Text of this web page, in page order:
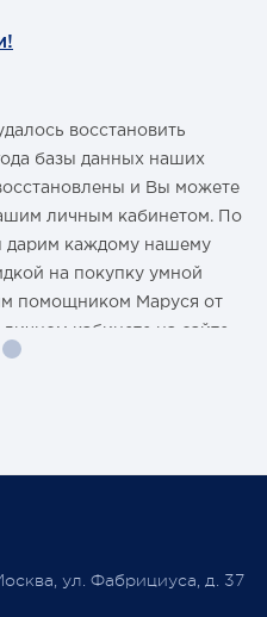
восстановить
базы данных наших
и Вы можете
личным кабинетом. По
дарим каждому нашему
на покупку умной
помощником Маруся от
кабинете на сайте
ул. Фабрициуса, д. 37